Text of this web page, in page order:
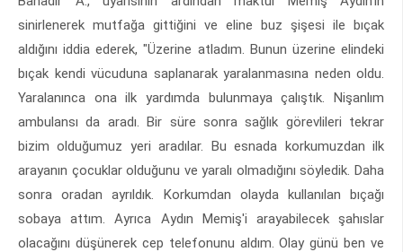
sinirlenerek mutfağa gittiğini ve eline buz şişesi ile bıçak
aldığını iddia ederek, "Üzerine atladım. Bunun üzerine elindeki
bıçak kendi vücuduna saplanarak yaralanmasına neden oldu.
Yaralanınca ona ilk yardımda bulunmaya çalıştık. Nişanlım
ambulansı da aradı. Bir süre sonra sağlık görevlileri tekrar
bizim olduğumuz yeri aradılar. Bu esnada korkumuzdan ilk
arayanın çocuklar olduğunu ve yaralı olmadığını söyledik. Daha
sonra oradan ayrıldık. Korkumdan olayda kullanılan bıçağı
sobaya attım. Ayrıca Aydın Memiş'i arayabilecek şahıslar
olacağını düşünerek cep telefonunu aldım. Olay günü ben ve